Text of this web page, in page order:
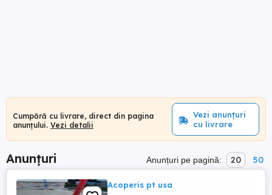
Cumpără cu livrare, direct din pagina
anunțului. Vezi detalii
Vezi anunțuri
cu livrare
Anunțuri Anunțuri pe pagină: 20 50
Acoperis pt usa